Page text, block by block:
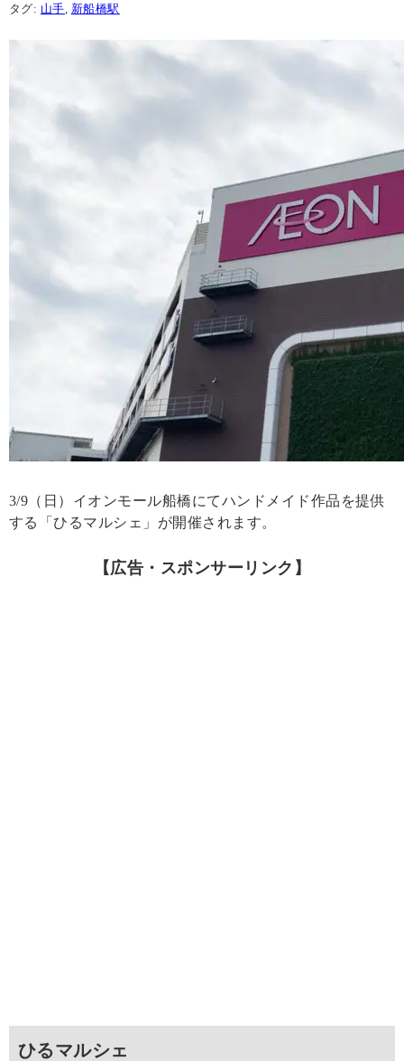
タグ: 山手 新船橋駅
3/9（日）イオンモール船橋にてハンドメイド作品を提供
する「ひるマルシェ」が開催されます。
【広告・スポンサーリンク】
ひるマルシェ